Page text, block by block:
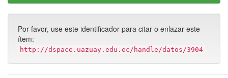
Por favor, use este identificador para citar o enlazar este
ítem:
http://dspace.uazuay.edu.ec/handle/datos/3904